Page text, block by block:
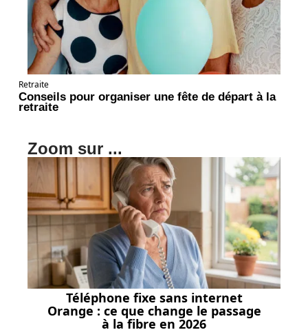
Retraite
Conseils pour organiser une fête de départ à la
retraite
Zoom sur ...
Téléphone fixe sans internet
Orange : ce que change le passage
à la fibre en 2026